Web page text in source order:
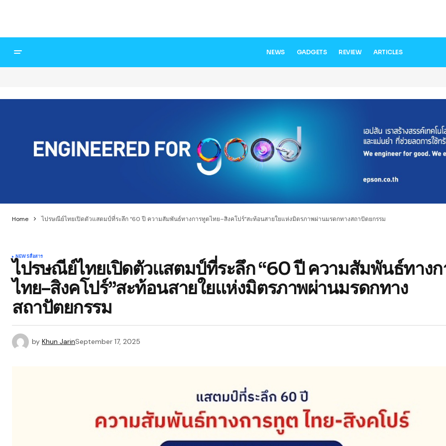
NEWS GADGETS REVIEW ARTICLES
Home ไปรษณีย์ไทยเปิดตัวแสตมป์ที่ระลึก “60 ปี ความสัมพันธ์ทางการทูตไทย–สิงคโปร์”สะท้อนสายใยแห่งมิตรภาพผ่านมรดกทางสถาปัตยกรรม
NEWSสื่อสาร
ไปรษณีย์ไทยเปิดตัวแสตมป์ที่ระลึก “60 ปี ความสัมพันธ์ทาง
ไทย–สิงคโปร์”สะท้อนสายใยแห่งมิตรภาพผ่านมรดกทาง
สถาปัตยกรรม
by Khun JarinSeptember 17, 2025